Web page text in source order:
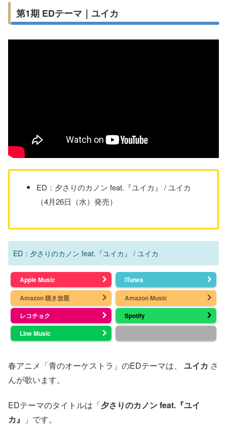
第1期 EDテーマ｜ユイカ
ED：夕さりのカノン feat.『ユイカ』 / ユイカ
（4月26日（水）発売）
ED：夕さりのカノン feat.『ユイカ』 / ユイカ
Apple Music
iTunes
Amazon 聴き放題
Amazon Music
レコチョク
Spotify
Line Music
春アニメ「青のオーケストラ」のEDテーマは、 ユイカ さ
んが歌います。
EDテーマのタイトルは「夕さりのカノン feat.『ユイ
カ』
」です。